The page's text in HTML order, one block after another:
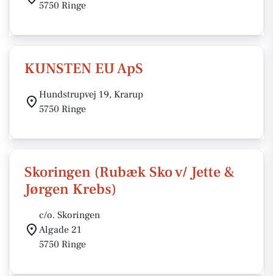
5750 Ringe
KUNSTEN EU ApS
Hundstrupvej 19, Krarup
5750 Ringe
Skoringen (Rubæk Sko v/ Jette &
Jørgen Krebs)
c/o. Skoringen
Algade 21
5750 Ringe